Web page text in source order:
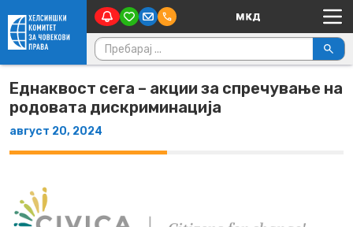
Skip to content Main Navigation
Пребарувај за:
Еднаквост сега – акции за спречување на
родовата дискриминација
август 20, 2024